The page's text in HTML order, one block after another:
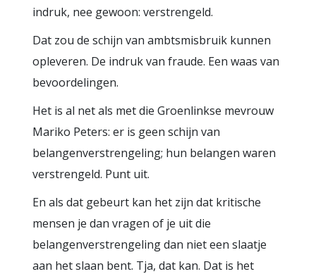
indruk, nee gewoon: verstrengeld.
Dat zou de schijn van ambtsmisbruik kunnen
opleveren. De indruk van fraude. Een waas van
bevoordelingen.
Het is al net als met die Groenlinkse mevrouw
Mariko Peters: er is geen schijn van
belangenverstrengeling; hun belangen waren
verstrengeld. Punt uit.
En als dat gebeurt kan het zijn dat kritische
mensen je dan vragen of je uit die
belangenverstrengeling dan niet een slaatje
aan het slaan bent. Tja, dat kan. Dat is het